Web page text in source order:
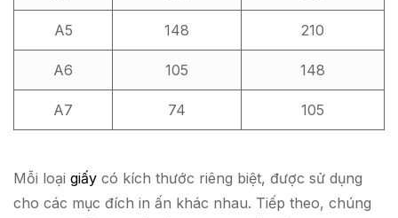
A5 148 210
A6 105 148
A7 74 105
Mỗi loại giấy có kích thước riêng biệt, được sử dụng
cho các mục đích in ấn khác nhau. Tiếp theo, chúng